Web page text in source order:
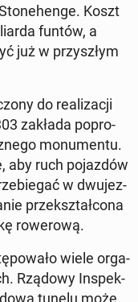
Koszt
funtów, a
już w przy­szłym
do re­ali­za­cji
zakłada po­pro­
mo­nu­men­tu.
aby ruch po­jaz­dów
w dwu­jez­
prze­kształ­co­na
ro­we­ro­wą.
wiele or­ga­
Rządowy In­spek­
tunelu może